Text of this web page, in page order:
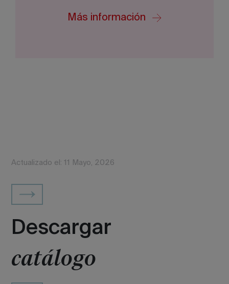
Más información
Actualizado el: 11 Mayo, 2026
Descargar
catálogo